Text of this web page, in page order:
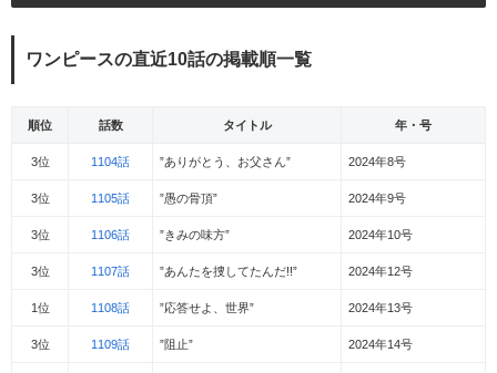
ワンピースの直近10話の掲載順一覧
順位 話数 タイトル 年・号
3位 1104話 ”ありがとう、お父さん” 2024年8号
3位 1105話 ”愚の骨頂” 2024年9号
3位 1106話 ”きみの味方” 2024年10号
3位 1107話 ”あんたを捜してたんだ!!” 2024年12号
1位 1108話 ”応答せよ、世界” 2024年13号
3位 1109話 ”阻止” 2024年14号